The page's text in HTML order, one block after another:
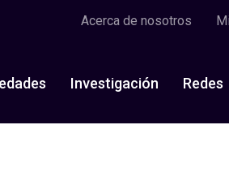
Acerca de nosotros
Investigación Redes